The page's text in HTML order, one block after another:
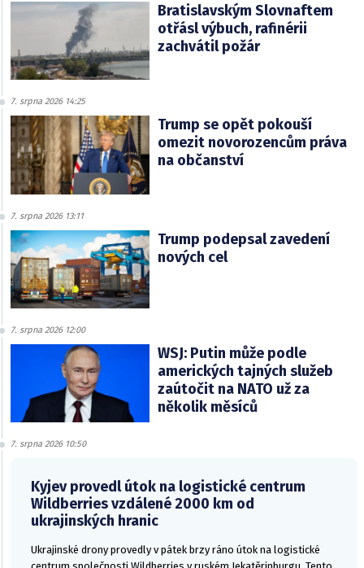
Bratislavským Slovnaftem
otřásl výbuch, rafinérii
zachvátil požár
7. srpna 2026 14:25
Trump se opět pokouší
omezit novorozencům práva
na občanství
7. srpna 2026 13:11
Trump podepsal zavedení
nových cel
7. srpna 2026 12:00
WSJ: Putin může podle
amerických tajných služeb
zaútočit na NATO už za
několik měsíců
7. srpna 2026 10:50
Kyjev provedl útok na logistické centrum
Wildberries vzdálené 2000 km od
ukrajinských hranic
Ukrajinské drony provedly v pátek brzy ráno útok na logistické